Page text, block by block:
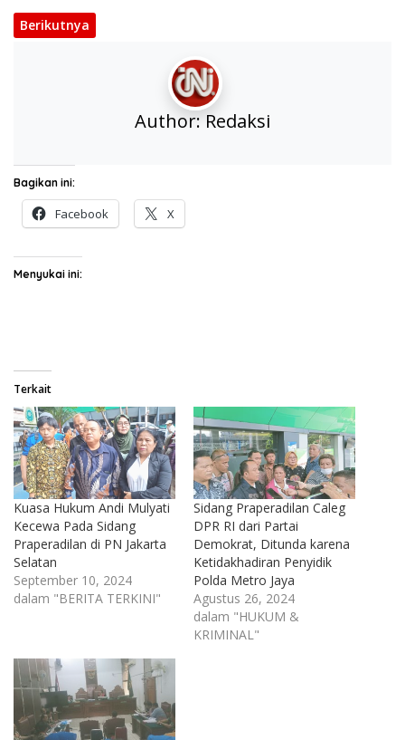
Berikutnya
Author: Redaksi
Bagikan ini:
Facebook X
Menyukai ini:
Terkait
Kuasa Hukum Andi Mulyati
Kecewa Pada Sidang
Praperadilan di PN Jakarta
Selatan
September 10, 2024
dalam "BERITA TERKINI"
Sidang Praperadilan Caleg
DPR RI dari Partai
Demokrat, Ditunda karena
Ketidakhadiran Penyidik
Polda Metro Jaya
Agustus 26, 2024
dalam "HUKUM &
KRIMINAL"